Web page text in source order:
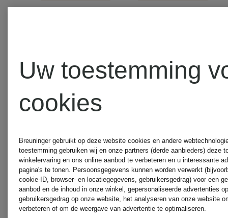
FJÄLLRÄVEN
Rugzak
SKULE
28 l
met
€ 119,95
FÄRDEN
€ 69,95
Uw toestemming
cookies
Breuninger gebruikt op deze website cookies en andere
toestemming gebruiken wij en onze partners (derde aanbieders) deze
winkelervaring en ons online aanbod te verbeteren en u interessante
pagina's te tonen. Persoonsgegevens kunnen worden verwerkt
cookie-ID, browser- en locatiegegevens, gebruikersgedrag) voor een
aanbod en de inhoud in onze winkel, gepersonaliseerde advertenties
gebruikersgedrag op onze website, het analyseren van onze website
verbeteren of om de weergave van advertentie te optimaliseren.